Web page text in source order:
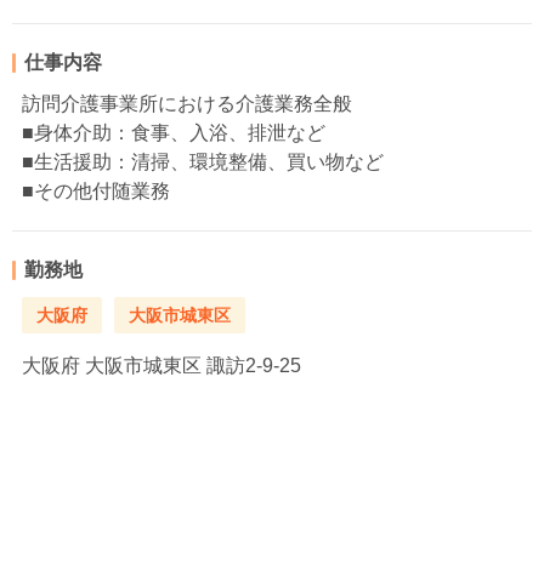
仕事内容
訪問介護事業所における介護業務全般
■身体介助：食事、入浴、排泄など
■生活援助：清掃、環境整備、買い物など
■その他付随業務
勤務地
大阪府 大阪市城東区
大阪府 大阪市城東区 諏訪2-9-25